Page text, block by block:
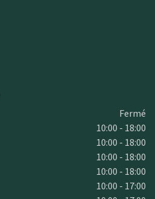
Fermé
10:00 - 18:00
10:00 - 18:00
10:00 - 18:00
10:00 - 18:00
10:00 - 17:00